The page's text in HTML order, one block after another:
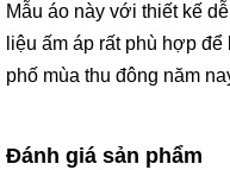
Mẫu áo này với thiết kế
liệu ấm áp rất phù hợp
phố mùa thu đông năm
Đánh giá sản phẩm